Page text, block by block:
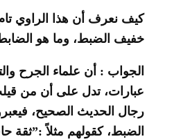
كيف نعرف أن هذا الراوي
خفيف الضبط، وما هو
الجواب : أن علماء الجرح
عبارات، تدل على أن من
رجال الحديث الصحيح،
الضبط، كقولهم مثلاً :”ثقة